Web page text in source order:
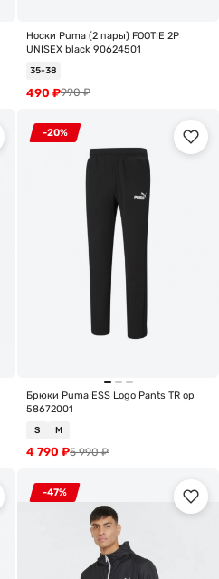
Носки Puma (2 пары) FOOTIE 2P
UNISEX black 90624501
35-38
990₽
490 ₽
-20%
Брюки Puma ESS Logo Pants TR op
58672001
S M
5 990₽
4 790 ₽
-47%